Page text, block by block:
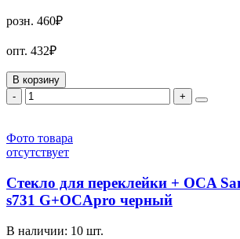
розн. 460₽
опт. 432₽
В корзину
-
+
Фото товара
отсутствует
Стекло для переклейки + OCA
s731 G+OCApro черный
В наличии: 10 шт.